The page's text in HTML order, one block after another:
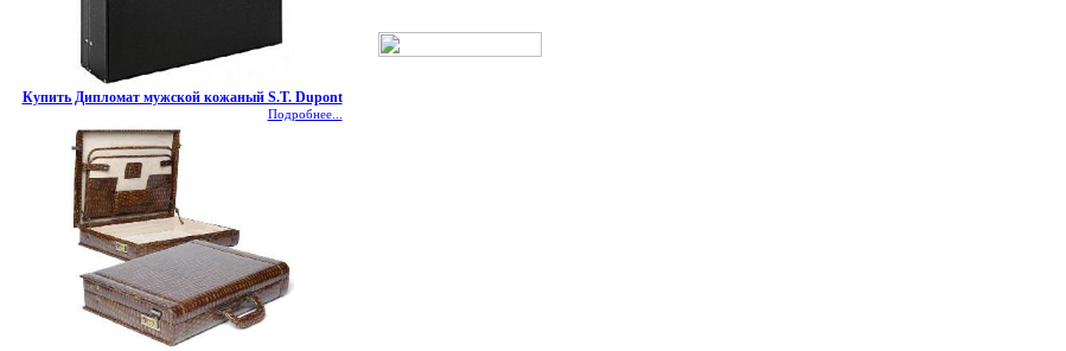
Купить Дипломат мужской кожаный S.T. Dupont
Подробнее...